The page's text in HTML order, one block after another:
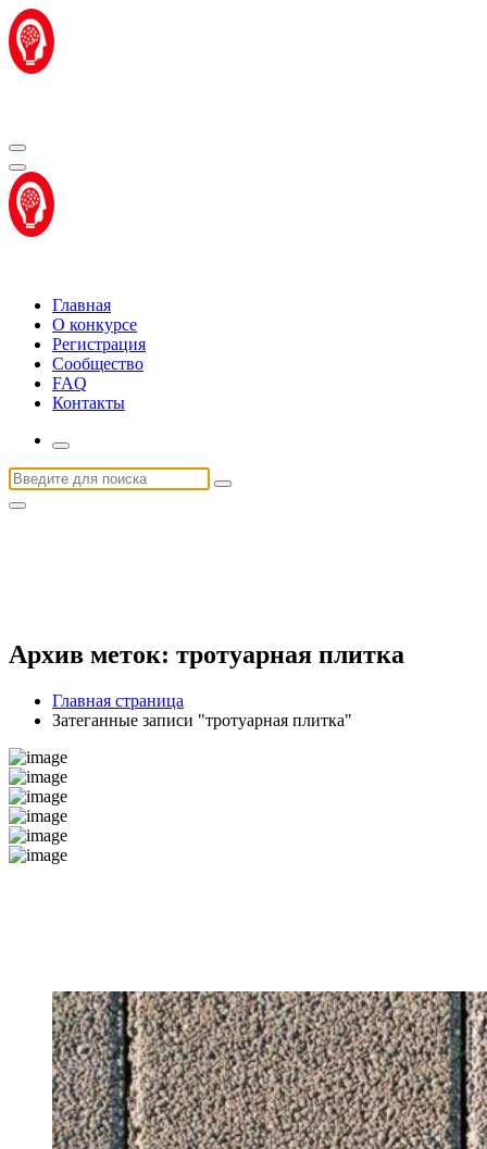
Перейти
к
содержимому
Главная
О конкурсе
Регистрация
Сообщество
FAQ
Контакты
Искать:
Архив меток: тротуарная плитка
Главная страница
Затеганные записи "тротуарная плитка"